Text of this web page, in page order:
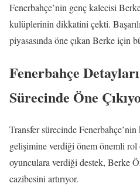
Fenerbahçe’nin genç kalecisi
kulüplerinin dikkatini çekti.
piyasasında öne çıkan Berke için
Fenerbahçe
Sürecinde Öne
Transfer sürecinde
gelişimine verdiği önem önemli
oyunculara verdiği destek, Berke
cazibesini artırıyor.